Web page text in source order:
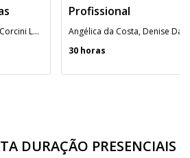
Angelica da Costa Maura Corcini Lopes
Profissional
30 horas
DURAÇÃO PRESENCIAIS